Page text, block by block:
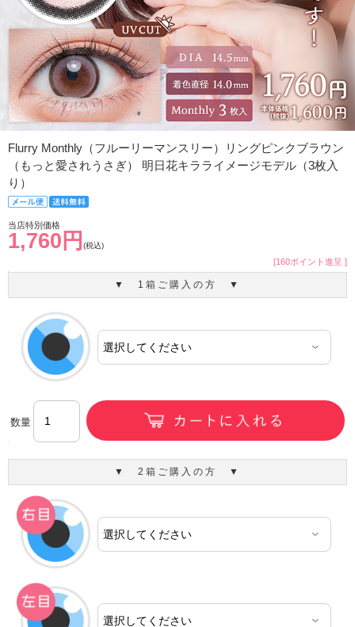
Flurry Monthly（フルーリーマンスリー）リングピンクブラウン
（もっと愛されうさぎ） 明日花キラライメージモデル（3枚入
り）
当店特別価格
1,760円 (税込)
[160ポイント進呈 ]
▼ 1箱ご購入の方 ▼
数量
▼ 2箱ご購入の方 ▼